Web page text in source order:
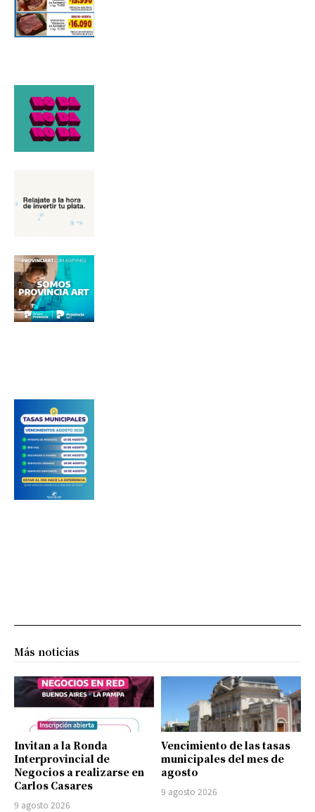
Dirección de correo electrónico
Apellidos
Más noticias
Invitan a la Ronda
Interprovincial de
Negocios a realizarse en
Carlos Casares
9 agosto 2026
Vencimiento de las tasas
municipales del mes de
agosto
9 agosto 2026